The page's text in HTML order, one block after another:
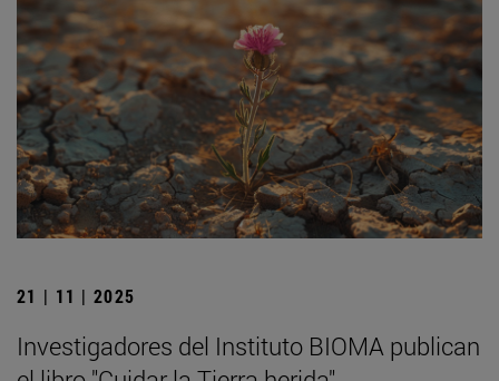
21 | 11 | 2025
Investigadores del Instituto BIOMA publican